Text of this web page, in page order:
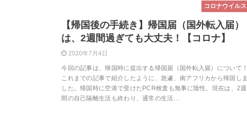
コロナウイルス
【帰国後の手続き】帰国届（国外転入届）
は、2週間過ぎても大丈夫！【コロナ】
2020年7月4日
今回の記事は、帰国時に提出する帰国届（国外転入届）について！
これまでの記事で紹介したように、急遽、南アフリカから帰国しま
した。帰国時に空港で受けたPCR検査も無事に陰性。現在は、2週
間の自己隔離生活も終わり、通常の生活…